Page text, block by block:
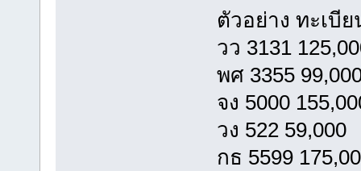
ตัวอย่าง ทะเบี
วว 3131
พศ 3355
จง 5000
วง 522 59,000
กธ 5599